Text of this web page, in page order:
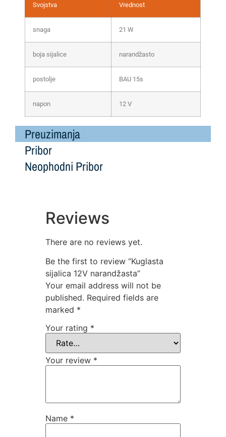
Svojstva Vrednost
snaga 21 W
boja sijalice narandžasto
postolje BAU 15s
napon 12 V
Preuzimanja
Pribor
Neophodni Pribor
Reviews
There are no reviews yet.
Be the first to review “Kuglasta
sijalica 12V narandžasta”
Your email address will not be
published. Required fields are
marked *
Your rating *
Your review *
Name *